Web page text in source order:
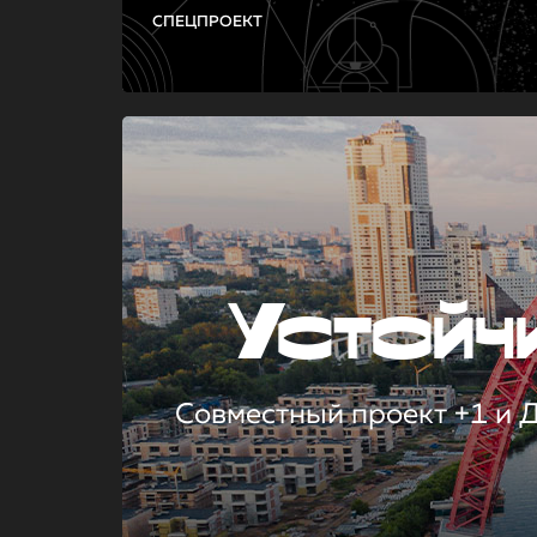
СПЕЦПРОЕКТ
Совместный проект +1 и